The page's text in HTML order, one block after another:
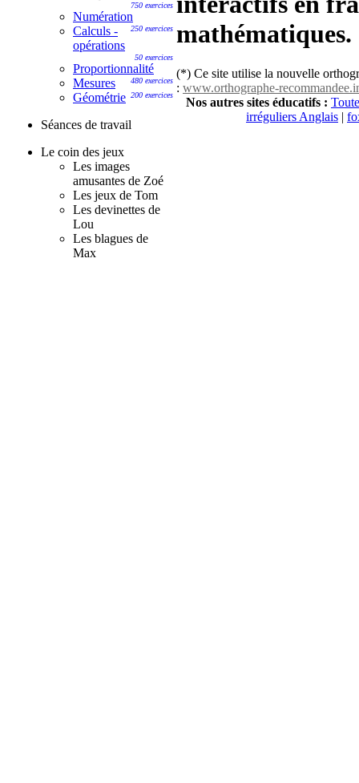
750 exercices
Numération
250 exercices
Calculs -
opérations
50 exercices
Proportionnalité
480 exercices
Mesures
200 exercices
Géométrie
Séances de travail
Le coin des jeux
Les images
amusantes de Zoé
Les jeux de Tom
Les devinettes de
Lou
Les blagues de
Max
mathématiques.
(*) Ce site utilise la nouvelle
: www.orthographe-
Nos autres sites éducatifs :
irréguliers Anglais |